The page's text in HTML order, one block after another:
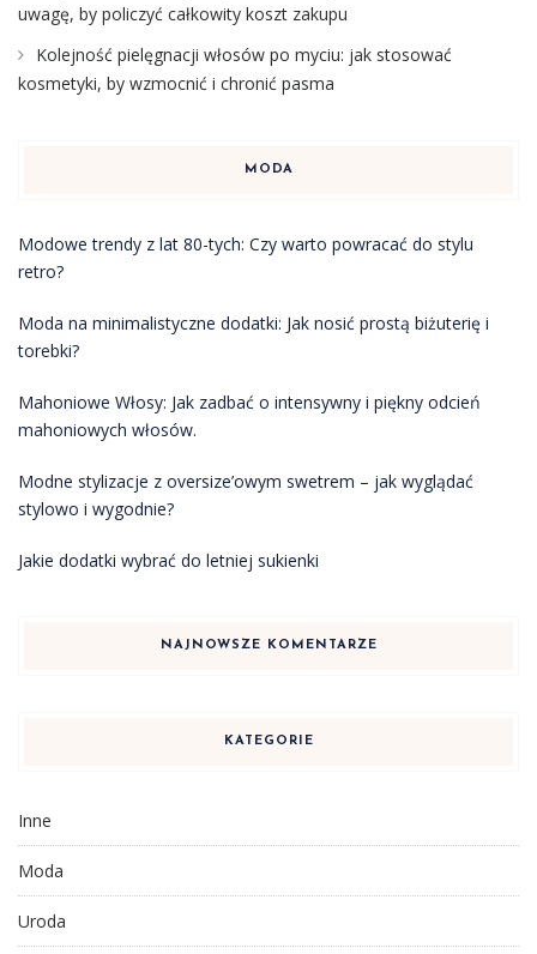
uwagę, by policzyć całkowity koszt zakupu
Kolejność pielęgnacji włosów po myciu: jak stosować
kosmetyki, by wzmocnić i chronić pasma
MODA
Modowe trendy z lat 80-tych: Czy warto powracać do stylu
retro?
Moda na minimalistyczne dodatki: Jak nosić prostą biżuterię i
torebki?
Mahoniowe Włosy: Jak zadbać o intensywny i piękny odcień
mahoniowych włosów.
Modne stylizacje z oversize’owym swetrem – jak wyglądać
stylowo i wygodnie?
Jakie dodatki wybrać do letniej sukienki
NAJNOWSZE KOMENTARZE
KATEGORIE
Inne
Moda
Uroda